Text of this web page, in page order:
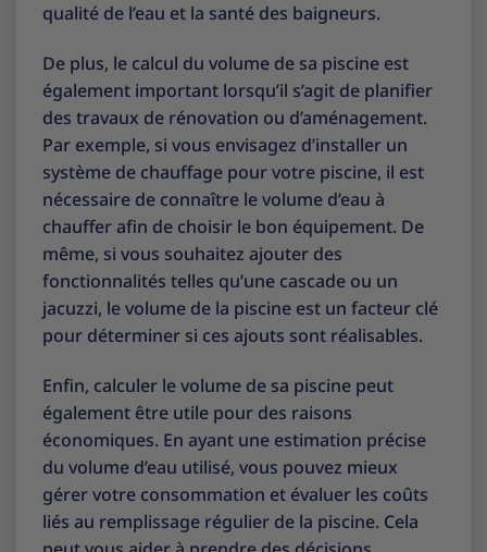
qualité de l’eau et la santé des baigneurs.
De plus, le calcul du volume de sa piscine est
également important lorsqu’il s’agit de planifier
des travaux de rénovation ou d’aménagement.
Par exemple, si vous envisagez d’installer un
système de chauffage pour votre piscine, il est
nécessaire de connaître le volume d’eau à
chauffer afin de choisir le bon équipement. De
même, si vous souhaitez ajouter des
fonctionnalités telles qu’une cascade ou un
jacuzzi, le volume de la piscine est un facteur clé
pour déterminer si ces ajouts sont réalisables.
Enfin, calculer le volume de sa piscine peut
également être utile pour des raisons
économiques. En ayant une estimation précise
du volume d’eau utilisé, vous pouvez mieux
gérer votre consommation et évaluer les coûts
liés au remplissage régulier de la piscine. Cela